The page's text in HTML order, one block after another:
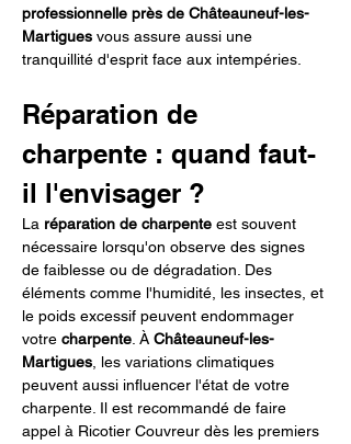
professionnelle près de Châteauneuf-les-
Martigues vous assure aussi une
tranquillité d'esprit face aux intempéries.
Réparation de
charpente : quand faut-
il l'envisager ?
La réparation de charpente est souvent
nécessaire lorsqu'on observe des signes
de faiblesse ou de dégradation. Des
éléments comme l'humidité, les insectes, et
le poids excessif peuvent endommager
votre charpente . À Châteauneuf-les-
Martigues , les variations climatiques
peuvent aussi influencer l'état de votre
charpente. Il est recommandé de faire
appel à Ricotier Couvreur dès les premiers